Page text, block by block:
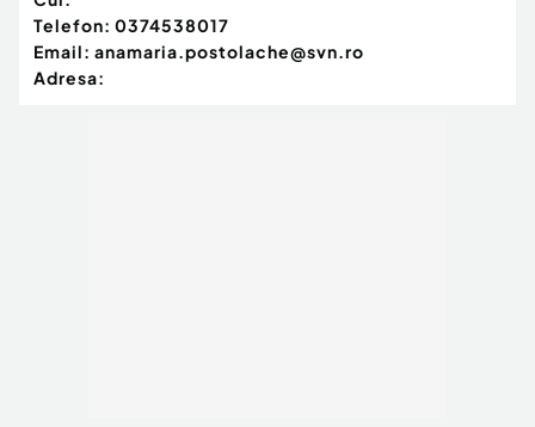
Telefon: 0374538017
Email: anamaria.postolache@svn.ro
Adresa: